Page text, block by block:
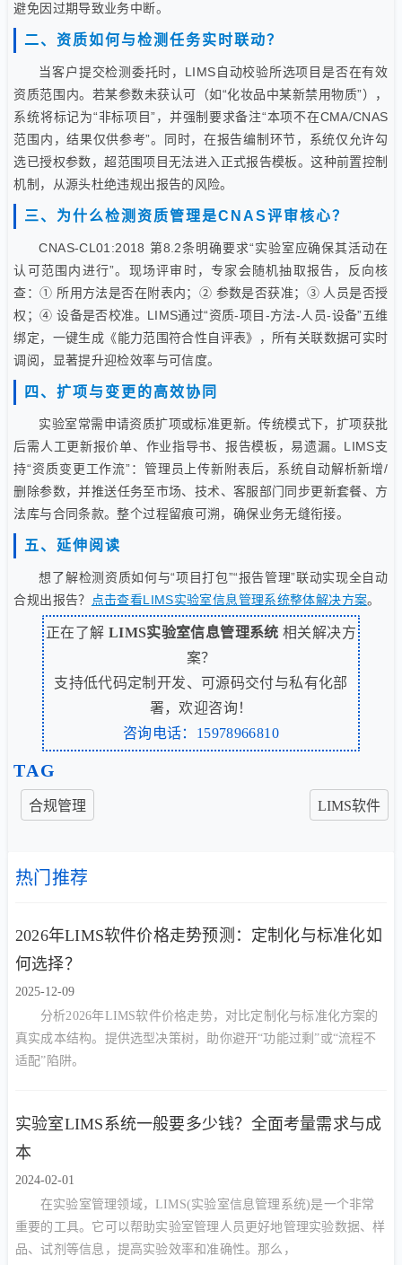
避免因过期导致业务中断。
二、资质如何与检测任务实时联动？
当客户提交检测委托时，LIMS自动校验所选项目是否在有效
资质范围内。若某参数未获认可（如“化妆品中某新禁用物质”），
系统将标记为“非标项目”，并强制要求备注“本项不在CMA/CNAS
范围内，结果仅供参考”。同时，在报告编制环节，系统仅允许勾
选已授权参数，超范围项目无法进入正式报告模板。这种前置控制
机制，从源头杜绝违规出报告的风险。
三、为什么检测资质管理是CNAS评审核心？
CNAS-CL01:2018 第8.2条明确要求“实验室应确保其活动在
认可范围内进行”。现场评审时，专家会随机抽取报告，反向核
查：① 所用方法是否在附表内；② 参数是否获准；③ 人员是否授
权；④ 设备是否校准。LIMS通过“资质-项目-方法-人员-设备”五维
绑定，一键生成《能力范围符合性自评表》，所有关联数据可实时
调阅，显著提升迎检效率与可信度。
四、扩项与变更的高效协同
实验室常需申请资质扩项或标准更新。传统模式下，扩项获批
后需人工更新报价单、作业指导书、报告模板，易遗漏。LIMS支
持“资质变更工作流”：管理员上传新附表后，系统自动解析新增/
删除参数，并推送任务至市场、技术、客服部门同步更新套餐、方
法库与合同条款。整个过程留痕可溯，确保业务无缝衔接。
五、延伸阅读
想了解检测资质如何与“项目打包”“报告管理”联动实现全自动
合规出报告？ 点击查看LIMS实验室信息管理系统整体解决方案。
正在了解 LIMS实验室信息管理系统 相关解决方
案？
支持低代码定制开发、可源码交付与私有化部
署，欢迎咨询！
咨询电话：15978966810
TAG
合规管理 LIMS软件
热门推荐
2026年LIMS软件价格走势预测：定制化与标准化如
何选择？
2025-12-09
分析2026年LIMS软件价格走势，对比定制化与标准化方案的
真实成本结构。提供选型决策树，助你避开“功能过剩”或“流程不
适配”陷阱。
实验室LIMS系统一般要多少钱？全面考量需求与成
本
2024-02-01
在实验室管理领域，LIMS(实验室信息管理系统)是一个非常
重要的工具。它可以帮助实验室管理人员更好地管理实验数据、样
品、试剂等信息，提高实验效率和准确性。那么，